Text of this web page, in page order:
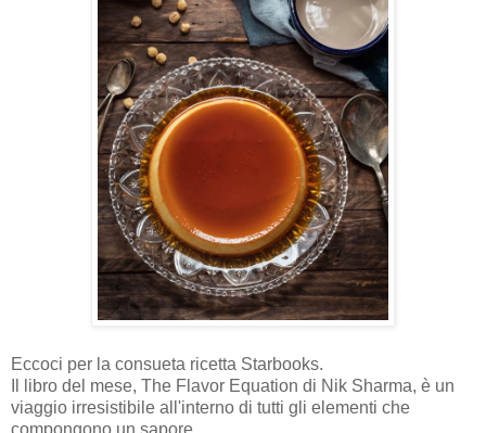
Eccoci per la consueta ricetta Starbooks.
Il libro del mese, The Flavor Equation di Nik Sharma, è un
viaggio irresistibile all'interno di tutti gli elementi che
compongono un sapore.